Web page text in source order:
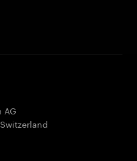
AG
Switzerland